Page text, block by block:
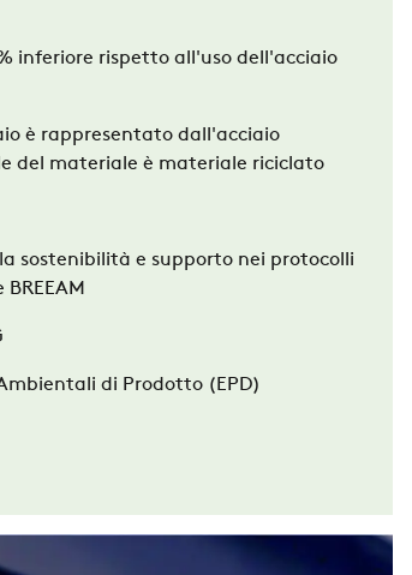
inferiore rispetto all'uso dell'acciaio
è rappresentato dall'acciaio
del materiale è materiale riciclato
sostenibilità e supporto nei protocolli
BREEAM
di Prodotto (EPD)